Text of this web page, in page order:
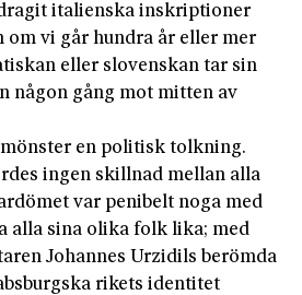
italienska inskriptioner
om vi går hundra år eller mer
eller slovenskan tar sin
någon gång mot mitten av
en politisk tolkning.
ingen skillnad mellan alla
var penibelt noga med
alla sina olika folk lika; med
Johannes Urzidils berömda
rikets identitet